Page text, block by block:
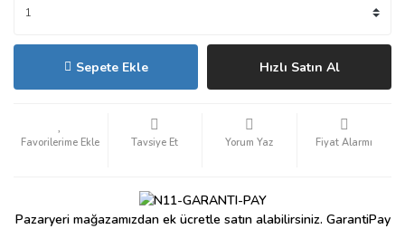
Sepete Ekle Hızlı Satın Al
Tavsiye Et Yorum Yaz Fiyat Alarmı
Pazaryeri mağazamızdan ek ücretle satın alabilirsiniz. GarantiPay